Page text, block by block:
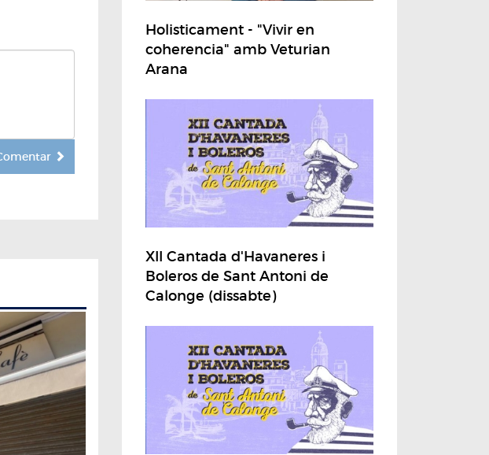
Holisticament - "Vivir en
coherencia" amb Veturian
Arana
XII Cantada d'Havaneres i
Boleros de Sant Antoni de
Calonge (dissabte)